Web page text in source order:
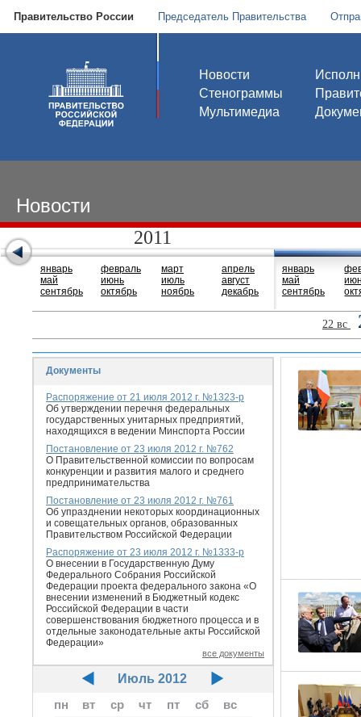
Правительство России Председатель Правительства
Новости
Стенограммы
Мультимедиа
Новости
2011
январь
май
сентябрь
февраль
июнь
октябрь
март
июль
ноябрь
апрель
август
декабрь
январь
май
сентябрь
22 вс
Документы
Распоряжение от 21 июля 2012 г. №1323-р
Об утверждении перечня федеральных
государственных унитарных предприятий,
находящихся в ведении Минспорта России
Постановление от 23 июля 2012 г. №762
О Правительственной комиссии по вопросам
конкуренции и развития малого и среднего
предпринимательства
Постановление от 23 июля 2012 г. №761
Об упразднении некоторых координационных
и совещательных органов, образованных
Правительством Российской Федерации
Распоряжение от 23 июля 2012 г. №1333-р
О внесении в Государственную Думу
Федерального Собрания Российской
Федерации проекта федерального закона «О
внесении изменений в Бюджетный кодекс
Российской Федерации в части
совершенствования бюджетного процесса и в
отдельные законодательные акты Российской
Федерации»
все документы
Июль 2012
пн
вт ср чт пт сб вс